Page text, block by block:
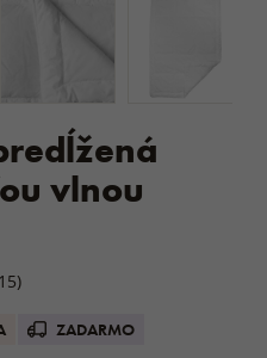
vlnou
ZADARMO